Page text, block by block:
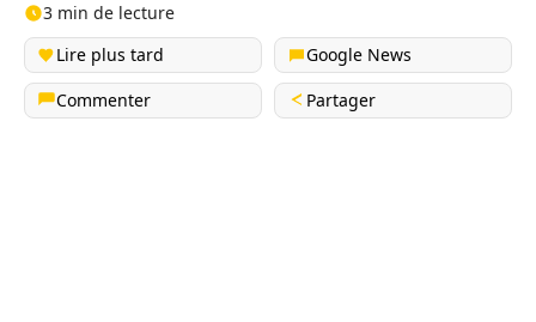
3 min de lecture
Lire plus tard
Google News
Commenter
Partager